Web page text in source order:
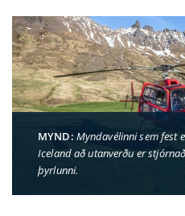
MYND: Myndavélinni sem fest
Iceland að utanverðu er
þyrlunni.